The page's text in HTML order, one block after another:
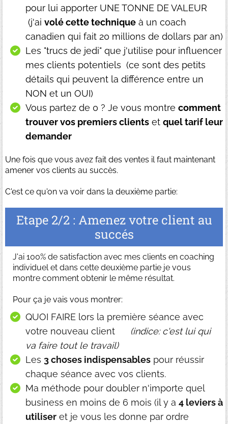
pour lui apporter UNE TONNE DE VALEUR
(j'ai volé cette technique à un coach
canadien qui fait 20 millions de dollars par an)
Les "trucs de jedi" que j'utilise pour influencer
mes clients potentiels (ce sont des petits
détails qui peuvent la différence entre un
NON et un OUI)
Vous partez de 0 ? Je vous montre comment
trouver vos premiers clients et quel tarif leur
demander
Une fois que vous avez fait des ventes il faut maintenant
amener vos clients au succès.
C'est ce qu'on va voir dans la deuxième partie:
Etape 2/2 : Amenez votre client au
succés
J'ai 100% de satisfaction avec mes clients en coaching
individuel et dans cette deuxième partie je vous
montre comment obtenir le même résultat.
Pour ça je vais vous montrer:
QUOI FAIRE lors la première séance avec
votre nouveau client (indice: c'est lui qui
va faire tout le travail)
Les 3 choses indispensables pour réussir
chaque séance avec vos clients.
Ma méthode pour doubler n'importe quel
business en moins de 6 mois (il y a 4 leviers à
utiliser et je vous les donne par ordre